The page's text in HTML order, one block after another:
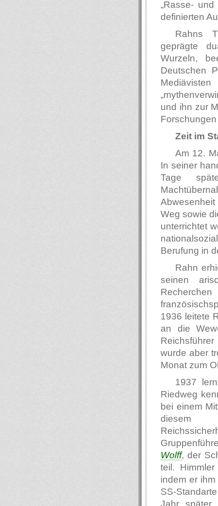
„Rasse-
definierten
Rahns
geprägte
Wurzeln,
Deutschen
und ihn zur
Zeit im
Am 12.
In seiner
Tage
Weg sowie
unterrichtet
Berufung in
Rahn
seinen
1936 leitete
an die
wurde aber
Monat zum
1937
Riedweg
bei einem
diesem
Wolff, der
teil.
indem er
SS-
Jahr später